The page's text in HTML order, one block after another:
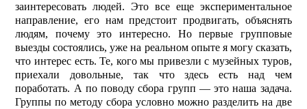
заинтересовать людей. Это все еще экспериментальное
направление, его нам предстоит продвигать, объяснять
людям, почему это интересно. Но первые групповые
выезды состоялись, уже на реальном опыте я могу сказать,
что интерес есть. Те, кого мы привезли с музейных туров,
приехали довольные, так что здесь есть над чем
поработать. А по поводу сбора групп — это наша задача.
Группы по методу сбора условно можно разделить на две